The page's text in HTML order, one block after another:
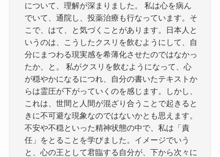
について、理解が深まりました。 私は心を病ん
でいて、通院し、投薬治療も行なっています。そ
こで、はて、と気づくことがあります。日本人と
いうのは、こうしたクスリを飲むようにして、自
分にまつわる現実感を希薄化させたのではなかっ
たか、と。 私がクスリを飲むようになって、心
が穏やかになるにつれ、自分の書いたテキストか
らは霊圧が下がっていくのを感じます。しかし、
これは、世間と人間が混ざり合うことで起きると
きに不可避な現象なのではないかとも思えます。
不安や不穏といった精神状態の中で、私は「責
任」をとることを学びました。イメージでいう
と、心の王として君臨する自分が、下から次々に